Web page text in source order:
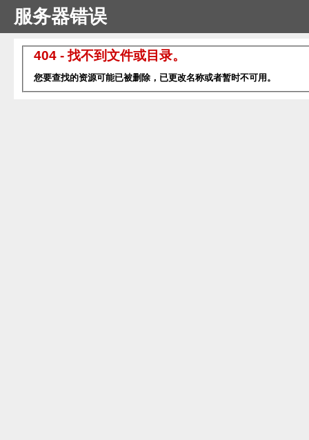
服务器错误
404 - 找不到文件或目录。
您要查找的资源可能已被删除，已更改名称或者暂时不可用。